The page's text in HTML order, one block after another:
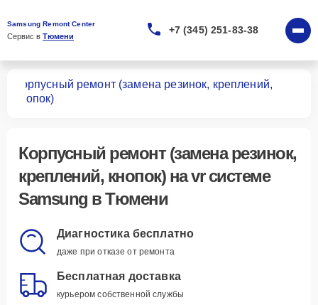
Samsung Remont Center
Сервис в Тюмени
+7 (345) 251-83-38
Корпусный ремонт (замена резинок, креплений,
кнопок)
Корпусный ремонт (замена резинок,
креплений, кнопок)на vr системе
Samsung в Тюмени
Диагностика бесплатно
даже при отказе от ремонта
Бесплатная доставка
курьером собственной службы